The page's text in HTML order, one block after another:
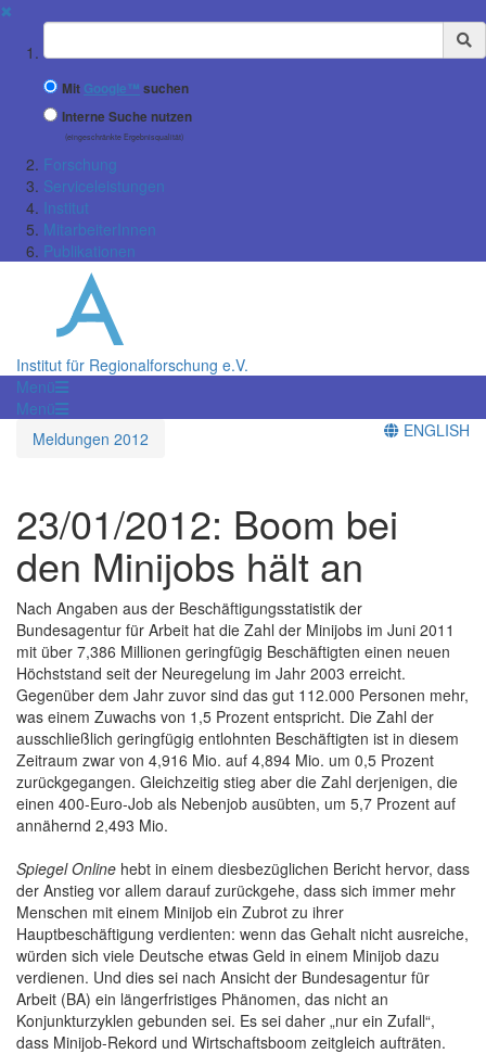
✖
Suchbegriff
Mit Google™ suchen
Interne Suche nutzen
(eingeschränkte Ergebnisqualität)
Forschung
Serviceleistungen
Institut
MitarbeiterInnen
Publikationen
Institut für Regionalforschung e.V.
Menü
Menü
Meldungen 2012
ENGLISH
23/01/2012: Boom bei
den Minijobs hält an
Nach Angaben aus der Beschäftigungsstatistik der
Bundesagentur für Arbeit hat die Zahl der Minijobs im Juni 2011
mit über 7,386 Millionen geringfügig Beschäftigten einen neuen
Höchststand seit der Neuregelung im Jahr 2003 erreicht.
Gegenüber dem Jahr zuvor sind das gut 112.000 Personen mehr,
was einem Zuwachs von 1,5 Prozent entspricht. Die Zahl der
ausschließlich geringfügig entlohnten Beschäftigten ist in diesem
Zeitraum zwar von 4,916 Mio. auf 4,894 Mio. um 0,5 Prozent
zurückgegangen. Gleichzeitig stieg aber die Zahl derjenigen, die
einen 400-Euro-Job als Nebenjob ausübten, um 5,7 Prozent auf
annähernd 2,493 Mio.
Spiegel Online hebt in einem diesbezüglichen Bericht hervor, dass
der Anstieg vor allem darauf zurückgehe, dass sich immer mehr
Menschen mit einem Minijob ein Zubrot zu ihrer
Hauptbeschäftigung verdienten: wenn das Gehalt nicht ausreiche,
würden sich viele Deutsche etwas Geld in einem Minijob dazu
verdienen. Und dies sei nach Ansicht der Bundesagentur für
Arbeit (BA) ein längerfristiges Phänomen, das nicht an
Konjunkturzyklen gebunden sei. Es sei daher „nur ein Zufall“,
dass Minijob-Rekord und Wirtschaftsboom zeitgleich aufträten.